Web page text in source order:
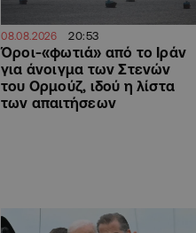
08.08.2026 20:53
Όροι-«φωτιά» από το Ιράν
για άνοιγμα των Στενών
του Ορμούζ, ιδού η λίστα
των απαιτήσεων